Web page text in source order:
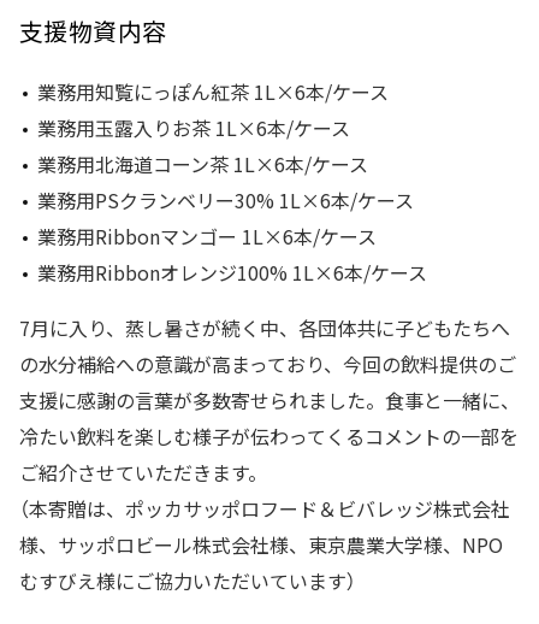
支援物資内容
業務用知覧にっぽん紅茶 1L×6本/ケース
業務用玉露入りお茶 1L×6本/ケース
業務用北海道コーン茶 1L×6本/ケース
業務用PSクランベリー30% 1L×6本/ケース
業務用Ribbonマンゴー 1L×6本/ケース
業務用Ribbonオレンジ100% 1L×6本/ケース
7月に入り、蒸し暑さが続く中、各団体共に子どもたちへ
の水分補給への意識が高まっており、今回の飲料提供のご
支援に感謝の言葉が多数寄せられました。食事と一緒に、
冷たい飲料を楽しむ様子が伝わってくるコメントの一部を
ご紹介させていただきます。
（本寄贈は、ポッカサッポロフード＆ビバレッジ株式会社
様、サッポロビール株式会社様、東京農業大学様、NPO
むすびえ様にご協力いただいています）